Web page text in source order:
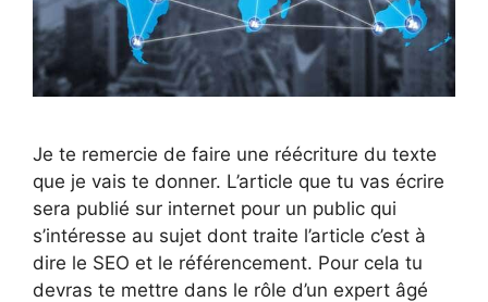
Je te remercie de faire une réécriture du texte
que je vais te donner. L’article que tu vas écrire
sera publié sur internet pour un public qui
s’intéresse au sujet dont traite l’article c’est à
dire le SEO et le référencement. Pour cela tu
devras te mettre dans le rôle d’un expert âgé